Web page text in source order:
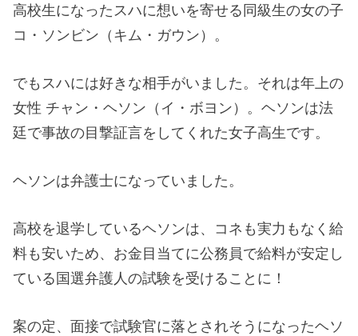
高校生になったスハに想いを寄せる同級生の女の子
コ・ソンビン（キム・ガウン）。
でもスハには好きな相手がいました。それは年上の
女性 チャン・ヘソン（イ・ボヨン）。ヘソンは法
廷で事故の目撃証言をしてくれた女子高生です。
ヘソンは弁護士になっていました。
高校を退学しているヘソンは、コネも実力もなく給
料も安いため、お金目当てに公務員で給料が安定し
ている国選弁護人の試験を受けることに！
案の定、面接で試験官に落とされそうになったヘソ